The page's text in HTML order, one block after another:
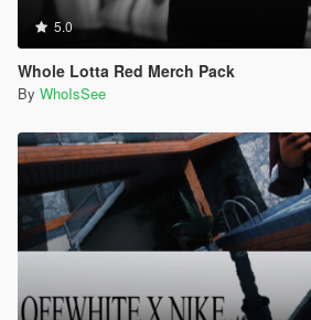
5.0
Whole Lotta Red Merch Pack
By WhoIsSee